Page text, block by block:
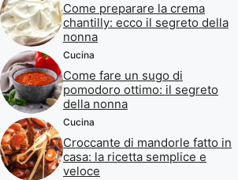
Come preparare la crema
chantilly: ecco il segreto della
nonna
Cucina
Come fare un sugo di
pomodoro ottimo: il segreto
della nonna
Cucina
Croccante di mandorle fatto in
casa: la ricetta semplice e
veloce